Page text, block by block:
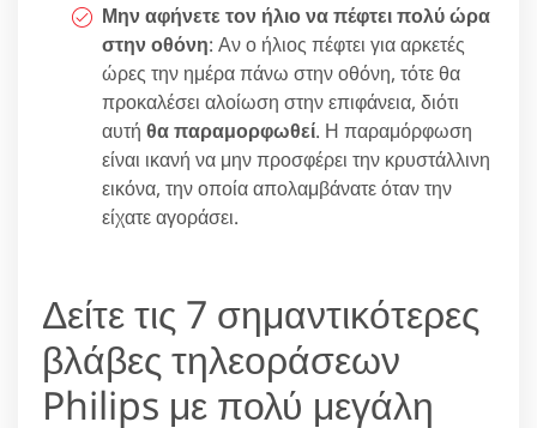
Μην αφήνετε τον ήλιο να πέφτει πολύ ώρα
στην οθόνη: Αν ο ήλιος πέφτει για αρκετές
ώρες την ημέρα πάνω στην οθόνη, τότε θα
προκαλέσει αλοίωση στην επιφάνεια, διότι
αυτή θα παραμορφωθεί. Η παραμόρφωση
είναι ικανή να μην προσφέρει την κρυστάλλινη
εικόνα, την οποία απολαμβάνατε όταν την
είχατε αγοράσει.
Δείτε τις 7 σημαντικότερες
βλάβες τηλεοράσεων
Philips με πολύ μεγάλη